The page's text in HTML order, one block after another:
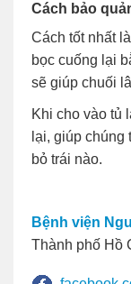
Cách bảo
Cách tốt nhất
bọc cuống lại
sẽ giúp chuối
Khi cho vào tủ
lại, giúp chúng
bỏ trái nào.
Bệnh viện
Thành phố Hồ